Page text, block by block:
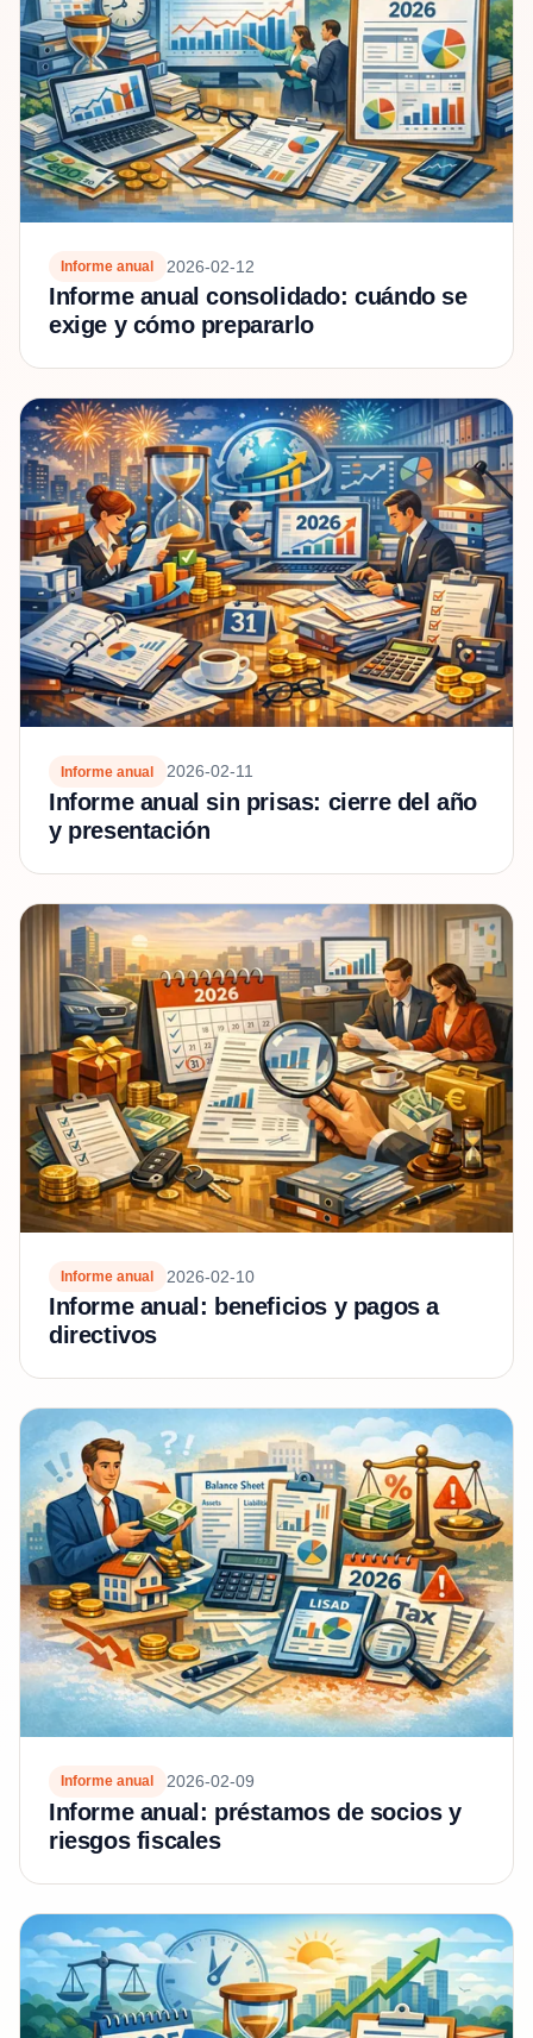
Informe anual 2026-02-12
Informe anual consolidado: cuándo se
exige y cómo prepararlo
Informe anual 2026-02-11
Informe anual sin prisas: cierre del año
y presentación
Informe anual 2026-02-10
Informe anual: beneficios y pagos a
directivos
Informe anual 2026-02-09
Informe anual: préstamos de socios y
riesgos fiscales